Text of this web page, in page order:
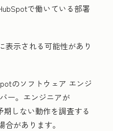
で働いている部署
表示される可能性があり
のソフトウェア エンジ
ー。エンジニアが
しない動作を調査する
があります。